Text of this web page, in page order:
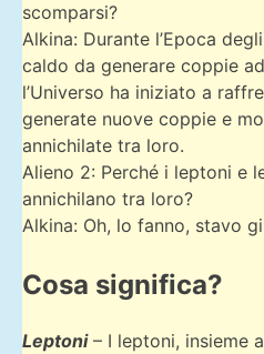
scomparsi?
Alkina: Durante l’Epoca
caldo da generare coppie
l’Universo ha iniziato a
generate nuove coppie e
annichilate tra loro.
Alieno 2: Perché i leptoni e
annichilano tra loro?
Alkina: Oh, lo fanno, stavo
Cosa significa?
Leptoni– I leptoni, insieme